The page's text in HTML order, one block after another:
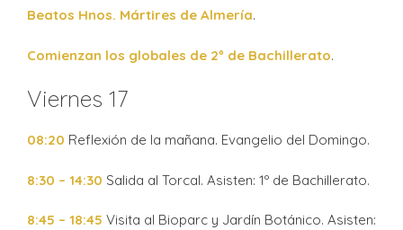
Beatos Hnos. Mártires de Almería.
Comienzan los globales de 2º de Bachillerato.
Viernes 17
08:20 Reflexión de la mañana. Evangelio del Domingo.
8:30 – 14:30 Salida al Torcal. Asisten: 1º de Bachillerato.
8:45 – 18:45 Visita al Bioparc y Jardín Botánico. Asisten: